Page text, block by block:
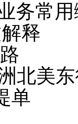
常用
释
美东
单